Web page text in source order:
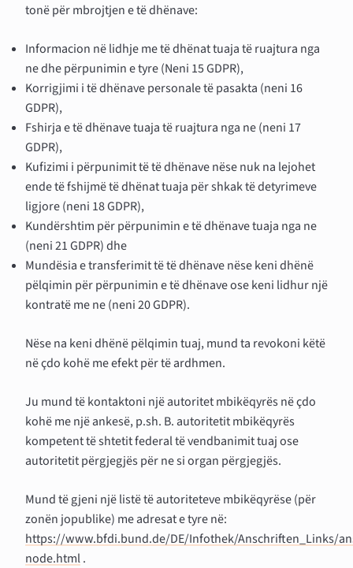
tonë për mbrojtjen e të dhënave:
Informacion në lidhje me të dhënat tuaja të ruajtura nga
ne dhe përpunimin e tyre (Neni 15 GDPR),
Korrigjimi i të dhënave personale të pasakta (neni 16
GDPR),
Fshirja e të dhënave tuaja të ruajtura nga ne (neni 17
GDPR),
Kufizimi i përpunimit të të dhënave nëse nuk na lejohet
ende të fshijmë të dhënat tuaja për shkak të detyrimeve
ligjore (neni 18 GDPR),
Kundërshtim për përpunimin e të dhënave tuaja nga ne
(neni 21 GDPR) dhe
Mundësia e transferimit të të dhënave nëse keni dhënë
pëlqimin për përpunimin e të dhënave ose keni lidhur një
kontratë me ne (neni 20 GDPR).
Nëse na keni dhënë pëlqimin tuaj, mund ta revokoni këtë
në çdo kohë me efekt për të ardhmen.
Ju mund të kontaktoni një autoritet mbikëqyrës në çdo
kohë me një ankesë, p.sh. B. autoritetit mbikëqyrës
kompetent të shtetit federal të vendbanimit tuaj ose
autoritetit përgjegjës për ne si organ përgjegjës.
Mund të gjeni një listë të autoriteteve mbikëqyrëse (për
zonën jopublike) me adresat e tyre në:
https://www.bfdi.bund.de/DE/Infothek/Anschriften_Links/
node.html.